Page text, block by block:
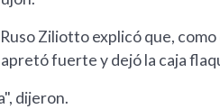
Ziliotto explicó que,
fuerte y dejó la caja
dijeron.